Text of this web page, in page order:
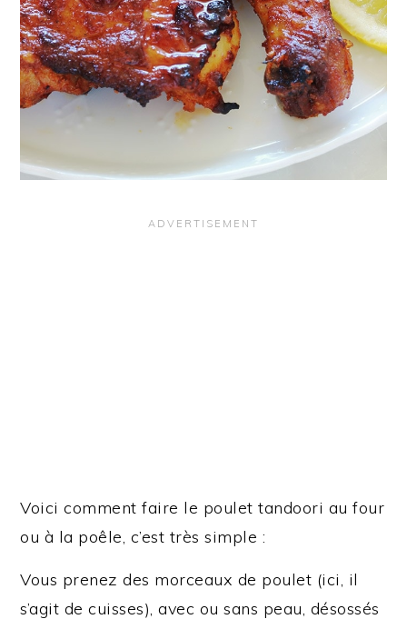
Voici comment faire le poulet tandoori au four
ou à la poêle, c’est très simple :
Vous prenez des morceaux de poulet (ici, il
s’agit de cuisses), avec ou sans peau, désossés